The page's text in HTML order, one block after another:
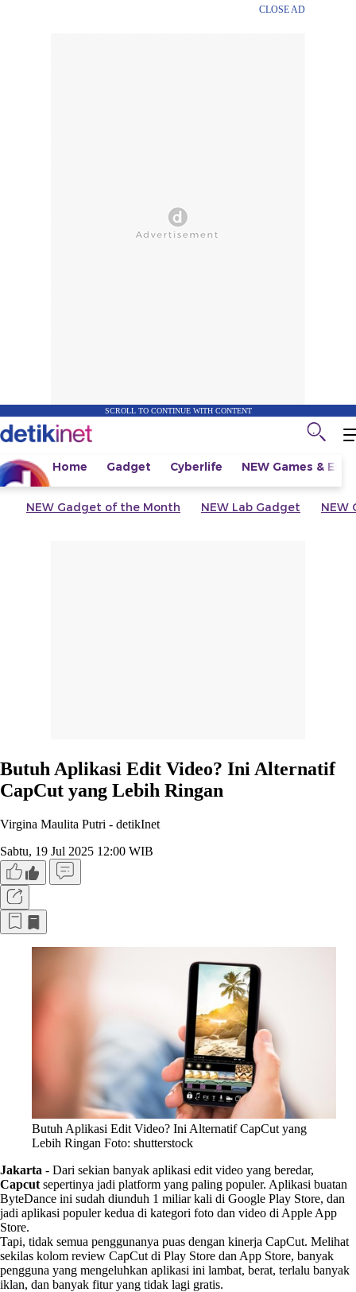
CLOSE AD
SCROLL TO CONTINUE WITH CONTENT
Home Gadget Cyberlife NEW Games &
NEW Gadget of the Month NEW Lab Gadget NEW
Butuh Aplikasi Edit Video? Ini Alternatif
CapCut yang Lebih Ringan
Virgina Maulita Putri - detikInet
Sabtu, 19 Jul 2025 12:00 WIB
Butuh Aplikasi Edit Video? Ini Alternatif CapCut yang
Lebih Ringan Foto: shutterstock
Jakarta - Dari sekian banyak aplikasi edit video yang beredar,
Capcut sepertinya jadi platform yang paling populer. Aplikasi buatan
ByteDance ini sudah diunduh 1 miliar kali di Google Play Store, dan
jadi aplikasi populer kedua di kategori foto dan video di Apple App
Store.
Tapi, tidak semua penggunanya puas dengan kinerja CapCut. Melihat
sekilas kolom review CapCut di Play Store dan App Store, banyak
pengguna yang mengeluhkan aplikasi ini lambat, berat, terlalu banyak
iklan, dan banyak fitur yang tidak lagi gratis.